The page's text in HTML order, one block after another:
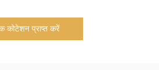
कोटेशन प्राप्त करें